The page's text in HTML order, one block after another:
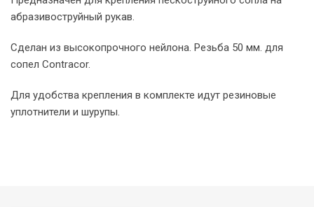
абразивоструйный рукав.
Сделан из высокопрочного нейлона. Резьба 50 мм. для
сопел Contracor.
Для удобства крепления в комплекте идут резиновые
уплотнители и шурупы.